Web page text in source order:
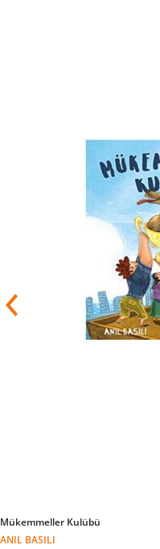
Mükemmeller Kulübü
ANIL BASILI